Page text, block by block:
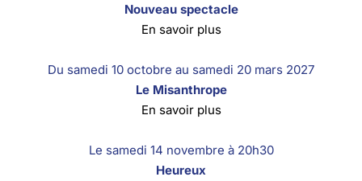
Nouveau spectacle
En savoir plus
Du samedi 10 octobre au samedi 20 mars 2027
Le Misanthrope
En savoir plus
Le samedi 14 novembre à 20h30
Heureux